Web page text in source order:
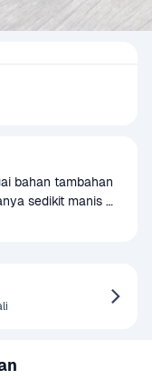
bahan tambahan
sedikit manis
digunakan